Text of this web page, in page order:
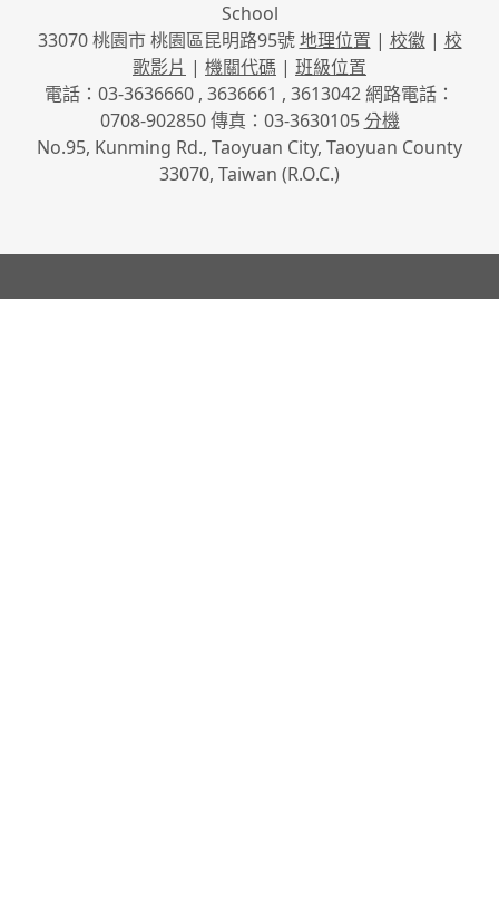
School
33070 桃園市 桃園區昆明路95號地理位置 | 校徽| 校
歌影片 | 機關代碼 | 班級位置
電話：03-3636660 , 3636661 , 3613042 網路電話：
0708-902850 傳真：03-3630105分機
No.95, Kunming Rd., Taoyuan City, Taoyuan County
33070, Taiwan (R.O.C.)